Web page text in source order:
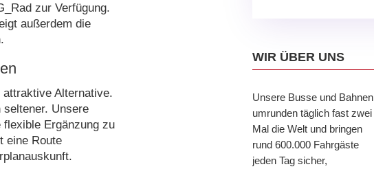
zur Verfügung.
außerdem die
Alternative.
seltener. Unsere
flexible Ergänzung zu
eine Route
WIR ÜBER UNS
Unsere Busse und Bahnen
umrunden täglich fast zwei
Mal die Welt und bringen
rund 600.000 Fahrgäste
jeden Tag sicher,